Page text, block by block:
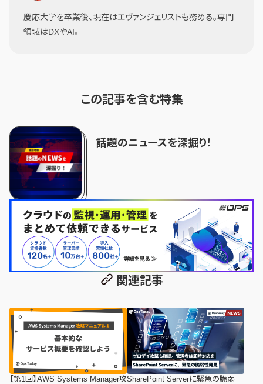
慶応大学を卒業後、現在はエヴァンジェリストも務める。専門
領域はDXやAI。
この記事を含む特集
話題のニュースを深掘り！
関連記事
【第1回】AWS Systems Manager攻SharePoint Serverに緊急の脆弱